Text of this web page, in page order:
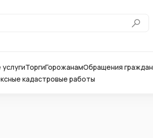
ТоргиГорожанамОбращения граждан
кадастровые работы